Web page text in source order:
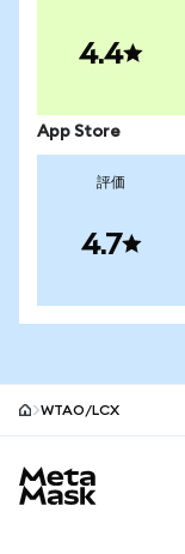
4.4
App Store
評価
4.7
WTAO/LCX